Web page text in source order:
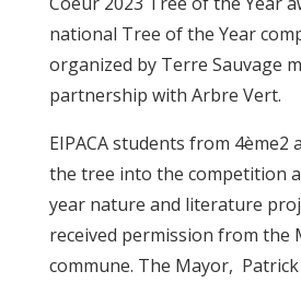
national Tree of the Year
organized by Terre Sauvage
partnership with Arbre Vert.
EIPACA students from 4ème2
the tree into the competition
year nature and literature
received permission from the
commune. The Mayor,